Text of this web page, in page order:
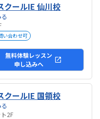
クールIE 仙川校
い合わせ可
無料体験レッスン
申し込みへ
クールIE 国領校
2F